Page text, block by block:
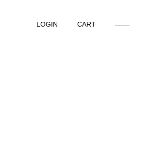
LOGIN
CART